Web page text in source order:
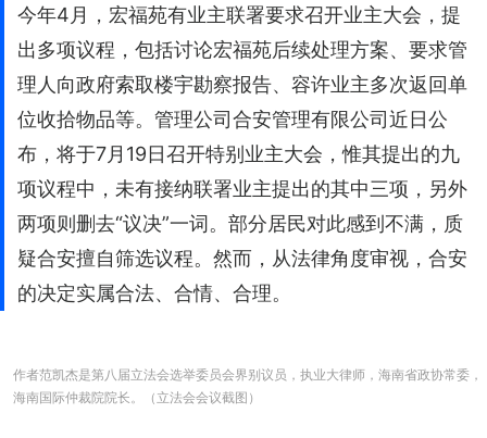
今年4月，宏福苑有业主联署要求召开业主大会，提
出多项议程，包括讨论宏福苑后续处理方案、要求管
理人向政府索取楼宇勘察报告、容许业主多次返回单
位收拾物品等。管理公司合安管理有限公司近日公
布，将于7月19日召开特别业主大会，惟其提出的九
项议程中，未有接纳联署业主提出的其中三项，另外
两项则删去“议决”一词。部分居民对此感到不满，质
疑合安擅自筛选议程。然而，从法律角度审视，合安
的决定实属合法、合情、合理。
作者范凯杰是第八届立法会选举委员会界别议员，执业大律师，海南省政协常委，
海南国际仲裁院院长。（立法会会议截图）